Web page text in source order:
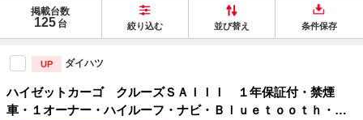
掲載台数
125 台 絞り込む 並び替え 条件保存
UP ダイハツ
ハイゼットカーゴ クルーズＳＡＩＩＩ １年保証付・禁煙
車・１オーナー・ハイルーフ・ナビ・Ｂｌｕｅｔｏｏｔｈ・バ